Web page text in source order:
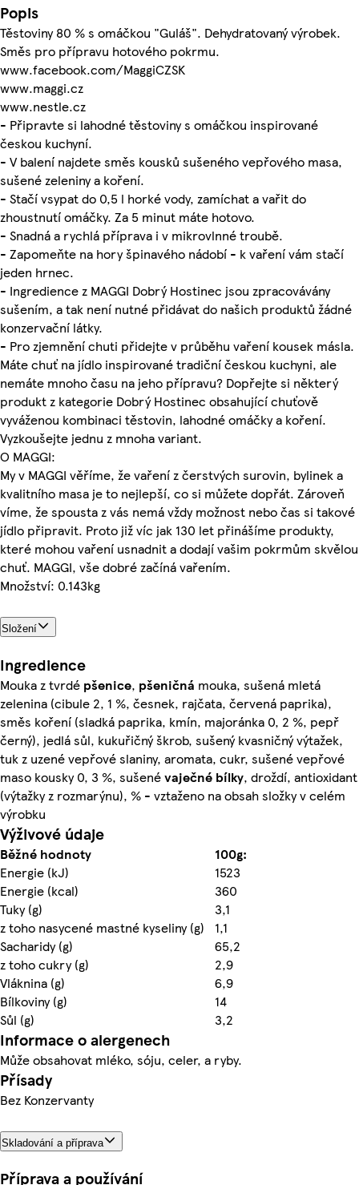
Popis
Těstoviny 80 % s omáčkou "Guláš". Dehydratovaný výrobek.
Směs pro přípravu hotového pokrmu.
www.facebook.com/MaggiCZSK
www.maggi.cz
www.nestle.cz
- Připravte si lahodné těstoviny s omáčkou inspirované
českou kuchyní.
- V balení najdete směs kousků sušeného vepřového masa,
sušené zeleniny a koření.
- Stačí vsypat do 0,5 l horké vody, zamíchat a vařit do
zhoustnutí omáčky. Za 5 minut máte hotovo.
- Snadná a rychlá příprava i v mikrovlnné troubě.
- Zapomeňte na hory špinavého nádobí - k vaření vám stačí
jeden hrnec.
- Ingredience z MAGGI Dobrý Hostinec jsou zpracovávány
sušením, a tak není nutné přidávat do našich produktů žádné
konzervační látky.
- Pro zjemnění chuti přidejte v průběhu vaření kousek másla.
Máte chuť na jídlo inspirované tradiční českou kuchyni, ale
nemáte mnoho času na jeho přípravu? Dopřejte si některý
produkt z kategorie Dobrý Hostinec obsahující chuťově
vyváženou kombinaci těstovin, lahodné omáčky a koření.
Vyzkoušejte jednu z mnoha variant.
O MAGGI:
My v MAGGI věříme, že vaření z čerstvých surovin, bylinek a
kvalitního masa je to nejlepší, co si můžete dopřát. Zároveň
víme, že spousta z vás nemá vždy možnost nebo čas si takové
jídlo připravit. Proto již víc jak 130 let přinášíme produkty,
které mohou vaření usnadnit a dodají vašim pokrmům skvělou
chuť. MAGGI, vše dobré začíná vařením.
Množství: 0.143kg
Složení
Ingredience
Mouka z tvrdé pšenice, pšeničná mouka, sušená mletá
zelenina (cibule 2, 1 %, česnek, rajčata, červená paprika),
směs koření (sladká paprika, kmín, majoránka 0, 2 %, pepř
černý), jedlá sůl, kukuřičný škrob, sušený kvasničný výtažek,
tuk z uzené vepřové slaniny, aromata, cukr, sušené vepřové
maso kousky 0, 3 %, sušenévaječné bílky, droždí, antioxidant
(výtažky z rozmarýnu), % - vztaženo na obsah složky v celém
výrobku
Výživové údaje
Běžné hodnoty
100g:
Energie (kJ)
1523
Energie (kcal)
360
Tuky (g)
3,1
z toho nasycené mastné kyseliny (g)
1,1
Sacharidy (g)
65,2
z toho cukry (g)
2,9
Vláknina (g)
6,9
Bílkoviny (g)
14
Sůl (g)
3,2
Informace o alergenech
Může obsahovat mléko, sóju, celer, a ryby.
Přísady
Bez Konzervanty
Skladování a příprava
Příprava a používání